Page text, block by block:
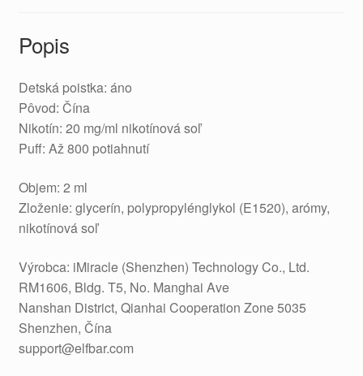
Popis
Detská poistka: áno
Pôvod: Čína
Nikotín: 20 mg/ml nikotínová soľ
Puff: Až 800 potiahnutí
Objem: 2 ml
Zloženie: glycerín, polypropylénglykol (E1520), arómy,
nikotínová soľ
Výrobca: iMiracle (Shenzhen) Technology Co., Ltd.
RM1606, Bldg. T5, No. Manghai Ave
Nanshan District, Qianhai Cooperation Zone 5035
Shenzhen, Čína
support@elfbar.com